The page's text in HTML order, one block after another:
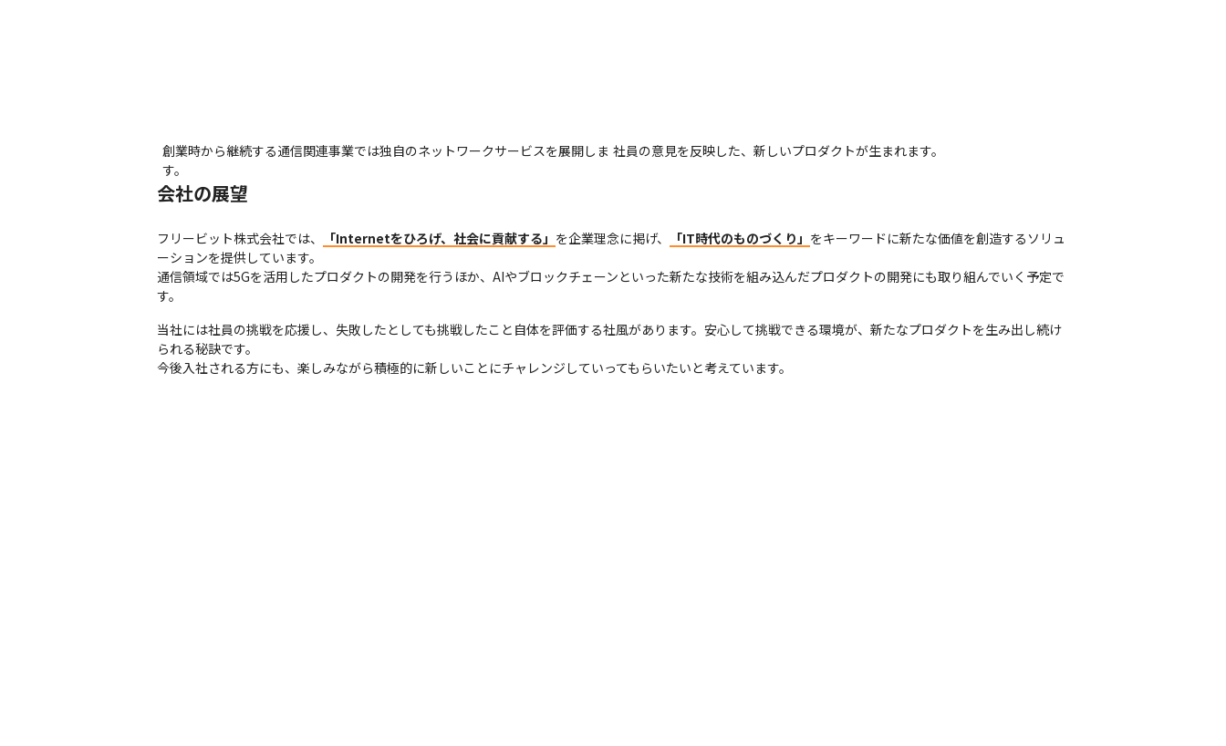
創業時から継続する通信関連事業では独自のネットワークサービスを展開しま
す。
社員の意見を反映した、新しいプロダクトが生まれます。
会社の展望
フリービット株式会社では、 「Internetをひろげ、社会に貢献する」 を企業理念に掲げ、 「IT時代のものづくり」 をキーワードに新たな価値を創造するソリュ
ーションを提供しています。
通信領域では5Gを活用したプロダクトの開発を行うほか、AIやブロックチェーンといった新たな技術を組み込んだプロダクトの開発にも取り組んでいく予定で
す。
当社には社員の挑戦を応援し、失敗したとしても挑戦したこと自体を評価する社風があります。安心して挑戦できる環境が、新たなプロダクトを生み出し続け
られる秘訣です。
今後入社される方にも、楽しみながら積極的に新しいことにチャレンジしていってもらいたいと考えています。